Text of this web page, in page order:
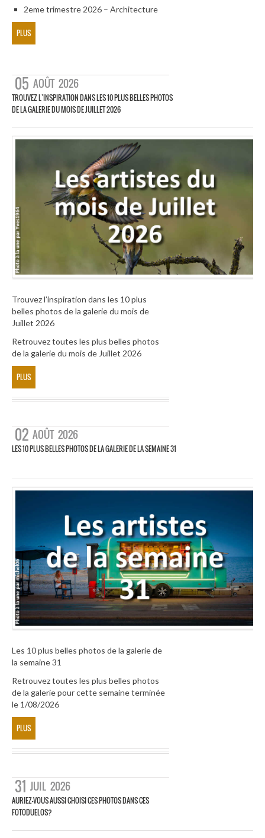
2eme trimestre 2026 – Architecture
PLUS
05 AOÛT 2026
TROUVEZ L’INSPIRATION DANS LES 10 PLUS BELLES PHOTOS
DE LA GALERIE DU MOIS DE JUILLET 2026
Trouvez l’inspiration dans les 10 plus
belles photos de la galerie du mois de
Juillet 2026
Retrouvez toutes les plus belles photos
de la galerie du mois de Juillet 2026
PLUS
02 AOÛT 2026
LES 10 PLUS BELLES PHOTOS DE LA GALERIE DE LA SEMAINE 31
Les 10 plus belles photos de la galerie de
la semaine 31
Retrouvez toutes les plus belles photos
de la galerie pour cette semaine terminée
le 1/08/2026
PLUS
31 JUIL 2026
AURIEZ-VOUS AUSSI CHOISI CES PHOTOS DANS CES
FOTODUELOS?